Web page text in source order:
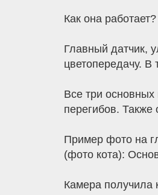
Как она
Главный датчик,
цветопередачу. В
Все три
перегибов. Также
Пример фото на
(фото кота):
Камера получила